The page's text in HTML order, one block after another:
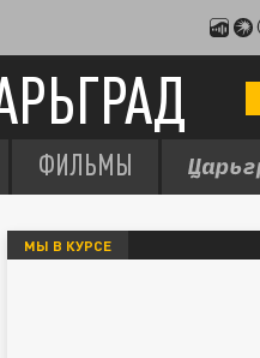
ФИЛЬМЫ
МЫ В КУРСЕ